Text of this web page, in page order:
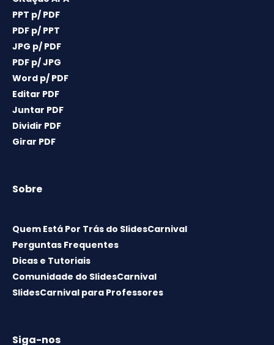
PPT p/ PDF
PDF p/ PPT
JPG p/ PDF
PDF p/ JPG
Word p/ PDF
Editar PDF
Juntar PDF
Dividir PDF
Girar PDF
Sobre
Quem Está Por Trás do SlidesCarnival
Perguntas Frequentes
Dicas e Tutoriais
Comunidade do SlidesCarnival
SlidesCarnival para Professores
Siga-nos